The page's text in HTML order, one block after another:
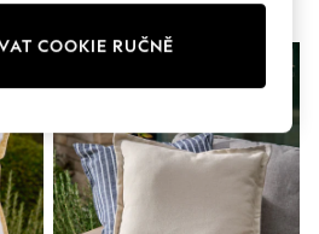
COOKIE RUČNĚ